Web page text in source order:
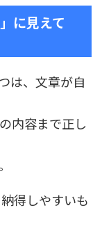
に見えて
は、文章が自
内容まで正し
得しやすいも